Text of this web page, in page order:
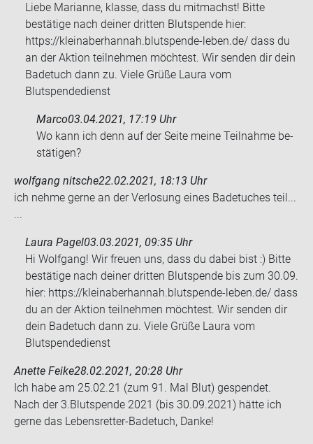
Liebe Marianne, klasse, dass du mitmachst! Bitte
bestätige nach deiner dritten Blutspende hier:
https://kleinaberhannah.blutspende-leben.de/ dass du
an der Aktion teilnehmen möchtest. Wir senden dir dein
Badetuch dann zu. Viele Grüße Laura vom
Blutspendedienst
Marco03.04.2021, 17:19 Uhr
Wo kann ich denn auf der Seite meine Teil­nah­me be­
stä­ti­gen?
wolfgang nitsche22.02.2021, 18:13 Uhr
ich nehme gerne an der Ver­lo­sung eines Ba­de­tu­ches teil...
...
Laura Pagel03.03.2021, 09:35 Uhr
Hi Wolfgang! Wir freuen uns, dass du dabei bist :) Bitte
bestätige nach deiner dritten Blutspende bis zum 30.09.
hier: https://kleinaberhannah.blutspende-leben.de/ dass
du an der Aktion teilnehmen möchtest. Wir senden dir
dein Badetuch dann zu. Viele Grüße Laura vom
Blutspendedienst
Anette Feike28.02.2021, 20:28 Uhr
Ich habe am 25.02.21 (zum 91. Mal Blut) ge­spen­det.
Nach der 3.Blut­spen­de 2021 (bis 30.09.2021) hätte ich
gerne das Lebensretter-​​Ba­de­tuch, Danke!